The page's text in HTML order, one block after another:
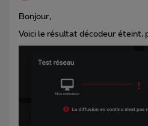
Bonjour,
Voici le résultat décodeur éteint,